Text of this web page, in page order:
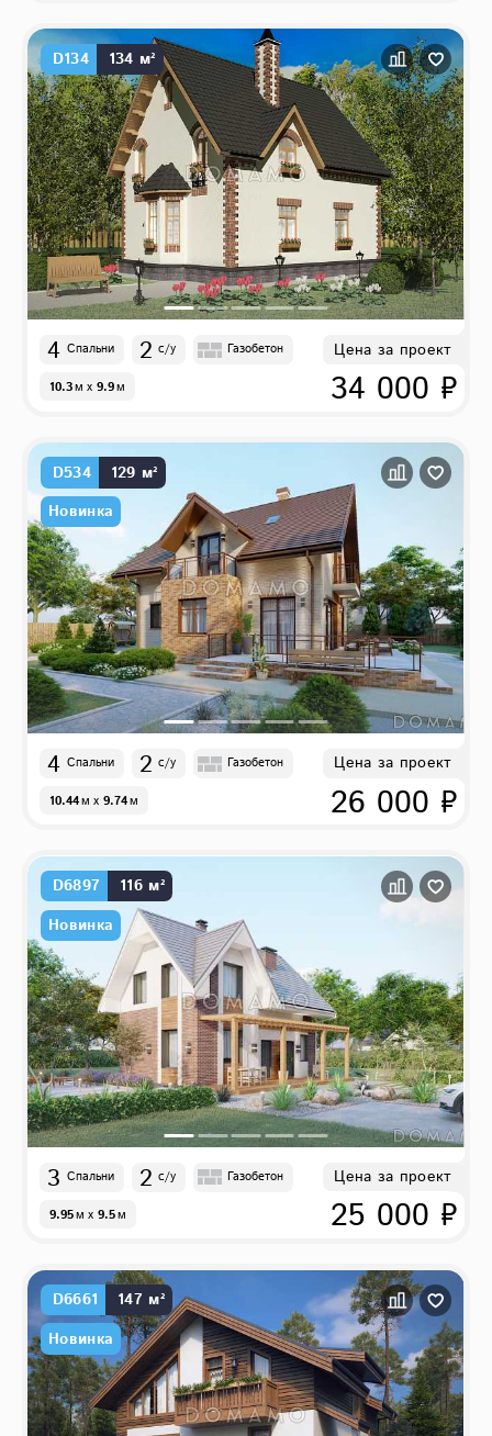
D134 134 м²
4 Спальни 2 с/у Газобетон
10.3м x 9.9м
Цена за проект
34 000 ₽
D534
129 м²
Новинка
4 Спальни 2 с/у Газобетон
10.44м x 9.74м
Цена за проект
26 000 ₽
D6897
116 м²
Новинка
3 Спальни 2 с/у Газобетон
9.95м x 9.5м
Цена за проект
25 000 ₽
D6661
147 м²
Новинка